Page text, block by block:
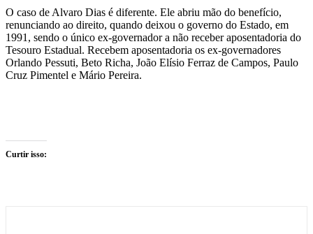
O caso de Alvaro Dias é diferente. Ele abriu mão do benefício,
renunciando ao direito, quando deixou o governo do Estado, em
1991, sendo o único ex-governador a não receber aposentadoria do
Tesouro Estadual. Recebem aposentadoria os ex-governadores
Orlando Pessuti, Beto Richa, João Elísio Ferraz de Campos, Paulo
Cruz Pimentel e Mário Pereira.
Curtir isso: